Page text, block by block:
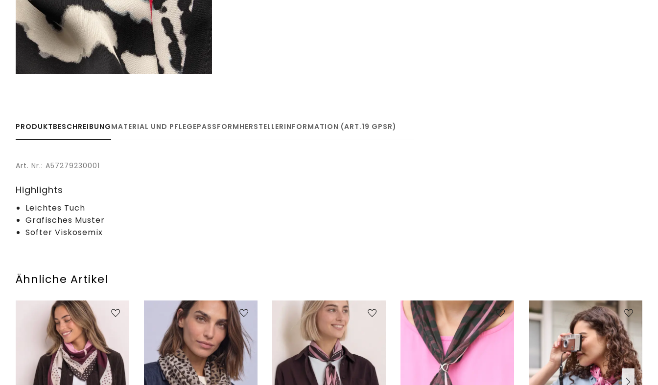
PRODUKTBESCHREIBUNGMATERIAL UND PFLEGEPASSFORMHERSTELLERINFORMATION (ART.19 GPSR)
Art. Nr.: A57279230001
Highlights
Leichtes Tuch
Grafisches Muster
Softer Viskosemix
Ähnliche Artikel